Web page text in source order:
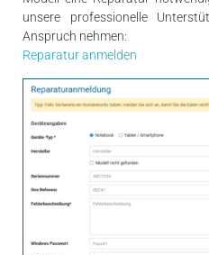
unsere professionelle
Anspruch nehmen:
Reparatur anmelden